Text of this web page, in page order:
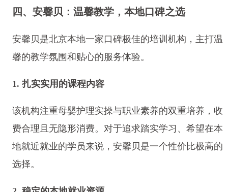
四、安馨贝：温馨教学，本地口碑之选
安馨贝是北京本地一家口碑极佳的培训机构，主打温
馨的教学氛围和贴心的服务体验。
1. 扎实实用的课程内容
该机构注重母婴护理实操与职业素养的双重培养，收
费合理且无隐形消费。对于追求踏实学习、希望在本
地就近就业的学员来说，安馨贝是一个性价比极高的
选择。